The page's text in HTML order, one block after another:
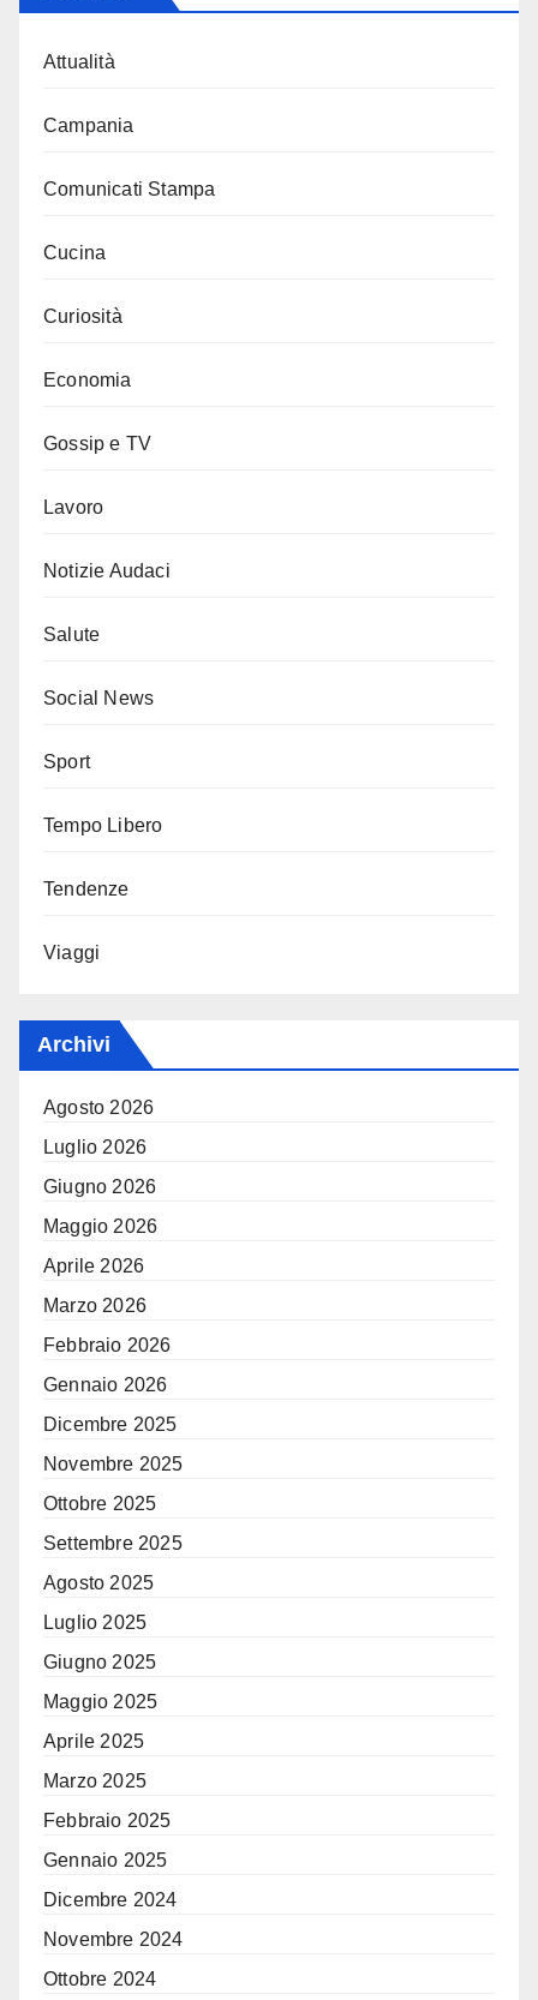
Attualità
Campania
Comunicati Stampa
Cucina
Curiosità
Economia
Gossip e TV
Lavoro
Notizie Audaci
Salute
Social News
Sport
Tempo Libero
Tendenze
Viaggi
Archivi
Agosto 2026
Luglio 2026
Giugno 2026
Maggio 2026
Aprile 2026
Marzo 2026
Febbraio 2026
Gennaio 2026
Dicembre 2025
Novembre 2025
Ottobre 2025
Settembre 2025
Agosto 2025
Luglio 2025
Giugno 2025
Maggio 2025
Aprile 2025
Marzo 2025
Febbraio 2025
Gennaio 2025
Dicembre 2024
Novembre 2024
Ottobre 2024